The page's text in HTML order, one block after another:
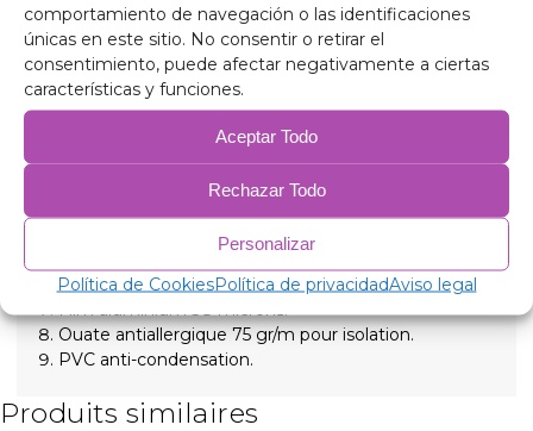
comportamiento de navegación o las identificaciones
únicas en este sitio. No consentir o retirar el
consentimiento, puede afectar negativamente a ciertas
características y funciones.
Aceptar Todo
Rechazar Todo
Personalizar
Política de CookiesPolítica de privacidadAviso legal
vissées à haute aspiration faciles à retirer pour
simplifier l'installation.
Composition
Aluminium 90 microns, anti-ultraviolet et résistant
aux rayures.
Polyéthylène expansé de 2 mm.
Polyéthylène expansé de 2 mm.
Polyéthylène expansé de 2 mm.
Ouate antiallergique 75 gr/m pour isolation.
PVC anti-condensation.
Produits similaires